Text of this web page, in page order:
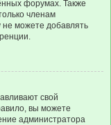
форумах. Также
членам
можете добавлять
свой
вы можете
администратора